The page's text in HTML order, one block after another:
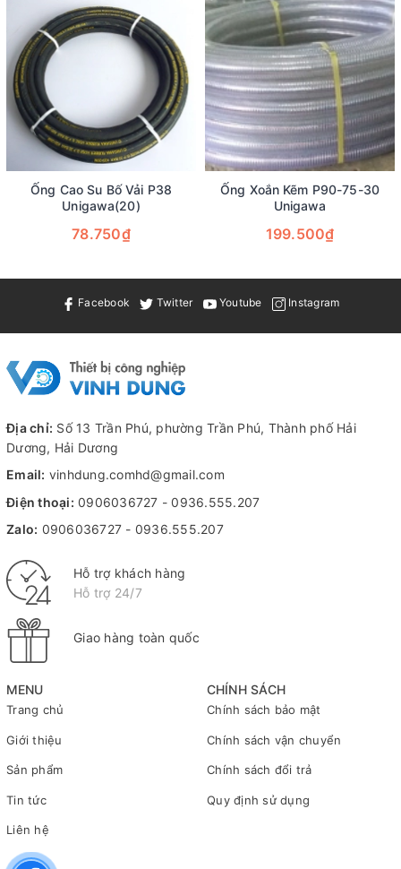
Ống Cao Su Bố Vải P38
Unigawa(20)
78.750₫
Ống Xoắn Kẽm P90-75-30
Unigawa
199.500₫
Facebook Twitter Youtube Instagram
MENU
Trang chủ
Giới thiệu
Sản phẩm
Tin tức
Liên hệ
CHÍNH SÁCH
Chính sách bảo mật
Chính sách vận chuyển
Chính sách đổi trả
Quy định sử dụng
Địa chỉ: Số 13 Trần Phú, phường Trần Phú, Thành phố Hải
Dương, Hải Dương
Email: vinhdung.comhd@gmail.com
Điện thoại: 0906036727 -0936.555.207
Zalo: 0906036727 - 0936.555.207
Hỗ trợ khách hàng
Hỗ trợ 24/7
Giao hàng toàn quốc